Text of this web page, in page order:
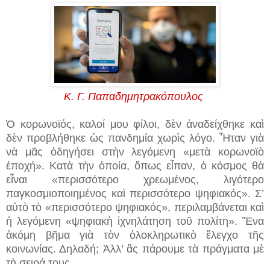
Κ. Γ. Παπαδημητρακόπουλος
Ὁ κορωνοϊός, καλοί μου φίλοι, δὲν ἀναδείχθηκε καὶ
δὲν προβλήθηκε ὡς πανδημία χωρὶς λόγο. Ἦταν γιὰ
νὰ μᾶς ὁδηγήσει στὴν λεγόμενη «μετὰ κορωνοϊὸ
ἐποχή». Κατὰ τὴν ὁποία, ὅπως εἶπαν, ὁ κόσμος θὰ
εἶναι «περισσότερο χρεωμένος, λιγότερο
παγκοσμιοποιημένος καὶ περισσότερο ψηφιακός». Σ’
αὐτὸ τὸ «περισσότερο ψηφιακός», περιλαμβάνεται καὶ
ἡ λεγόμενη «ψηφιακὴ ἰχνηλάτηση τοῦ πολίτη». Ἕνα
ἀκόμη βῆμα γιὰ τὸν ὁλοκληρωτικὸ ἔλεγχο τῆς
κοινωνίας. Δηλαδή; Ἀλλ’ ἂς πάρουμε τὰ πράγματα μὲ